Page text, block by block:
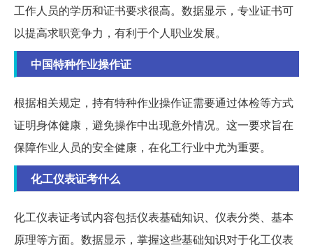
工作人员的学历和证书要求很高。数据显示，专业证书可
以提高求职竞争力，有利于个人职业发展。
中国特种作业操作证
根据相关规定，持有特种作业操作证需要通过体检等方式
证明身体健康，避免操作中出现意外情况。这一要求旨在
保障作业人员的安全健康，在化工行业中尤为重要。
化工仪表证考什么
化工仪表证考试内容包括仪表基础知识、仪表分类、基本
原理等方面。数据显示，掌握这些基础知识对于化工仪表